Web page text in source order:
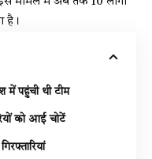
है।
में पहुंची थी टीम
को आई चोटें